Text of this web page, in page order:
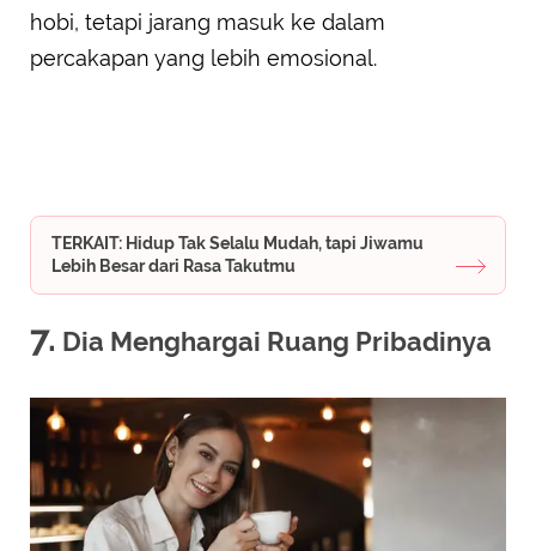
hobi, tetapi jarang masuk ke dalam
percakapan yang lebih emosional.
TERKAIT: Hidup Tak Selalu Mudah, tapi Jiwamu
Lebih Besar dari Rasa Takutmu
7. Dia Menghargai Ruang Pribadinya